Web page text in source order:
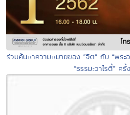
ร่วมค้นหาความหมายของ “จิต” กับ “พร
“ธรรมะวาไรตี้” ครั้